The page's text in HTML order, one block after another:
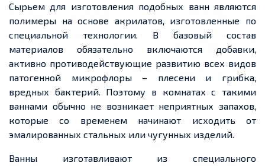
Сырьем для изготовления подобных ванн являются
полимеры на основе акрилатов, изготовленные по
специальной технологии. В базовый состав
материалов обязательно включаются добавки,
активно противодействующие развитию всех видов
патогенной микрофлоры – плесени и грибка,
вредных бактерий. Поэтому в комнатах с такими
ваннами обычно не возникает неприятных запахов,
которые со временем начинают исходить от
эмалированных стальных или чугунных изделий.
Ванны изготавливают из специального